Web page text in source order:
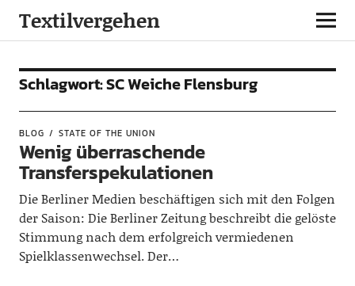
Textilvergehen
Schlagwort:SC Weiche Flensburg
BLOG STATE OF THE UNION
Wenig überraschende
Transferspekulationen
Die Berliner Medien beschäftigen sich mit den Folgen
der Saison: Die Berliner Zeitung beschreibt die gelöste
Stimmung nach dem erfolgreich vermiedenen
Spielklassenwechsel. Der…